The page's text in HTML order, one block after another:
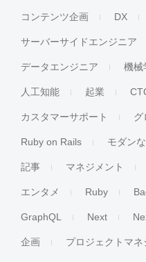
コンテンツ企画 DX
サーバーサイドエンジニア
データエンジニア 機械
人工知能 起業
カスタマーサポート グ
Ruby on Rails モダン
記事 マネジメント
エンタメ Ruby
GraphQL Next
企画 プロジェクトマネ